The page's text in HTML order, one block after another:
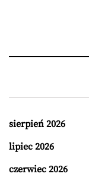
sierpień 2026
lipiec 2026
czerwiec 2026